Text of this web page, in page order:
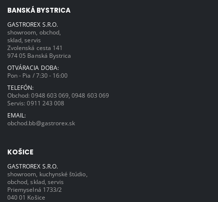
BANSKÁ BYSTRICA
GASTROREX S.R.O.
showroom, obchod,
sklad, servis
Zvolenská cesta 141
974 05 Banská Bystrica
OTVÁRACIA DOBA:
Pon - Pia / 7:30 - 16:00
TELEFÓN:
Obchod:0948 603 069 ,0948 603 069
Servis:0911 243 008
EMAIL:
obchod.bb@gastrorex.sk
KOŠICE
GASTROREX S.R.O.
showroom, kuchynské štúdio,
obchod, sklad, servis
Priemyselná 1733/2
040 01 Košice